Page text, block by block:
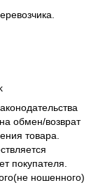
обмен/возврат
товара.
покупателя.
ношенного)